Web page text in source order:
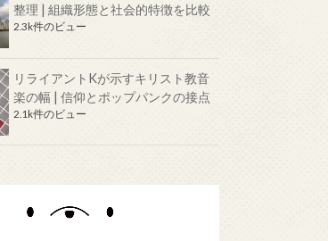
整理 | 組織形態と社会的特徴を比較
2.3k件のビュー
リライアントKが示すキリスト教音
楽の幅 | 信仰とポップパンクの接点
2.1k件のビュー